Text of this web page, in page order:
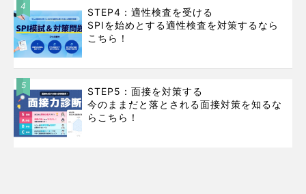
4
STEP4：適性検査を受ける
SPIを始めとする適性検査を対策するなら
こちら！
5
STEP5：面接を対策する
今のままだと落とされる面接対策を知るな
らこちら！